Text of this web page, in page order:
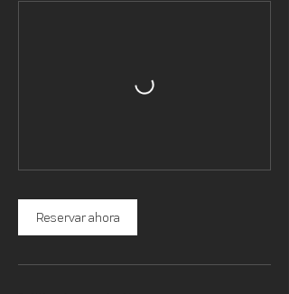
Reservar ahora